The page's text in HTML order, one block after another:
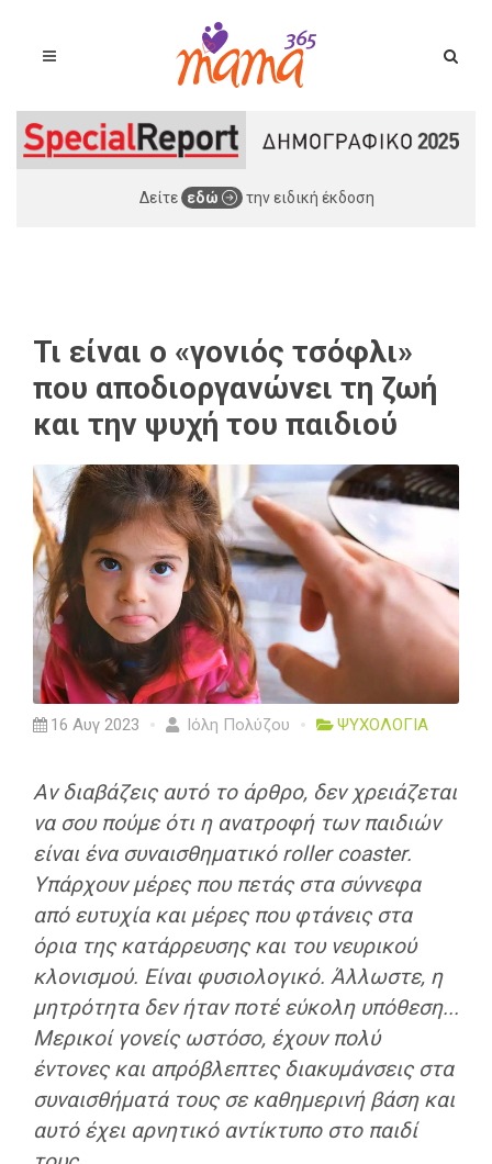
Δείτε εδώ την ειδική έκδοση
Τι είναι ο «γονιός τσόφλι»
που αποδιοργανώνει τη ζωή
και την ψυχή του παιδιού
16 Αυγ 2023 Ιόλη Πολύζου ΨΥΧΟΛΟΓΙΑ
Αν διαβάζεις αυτό το άρθρο, δεν χρειάζεται
να σου πούμε ότι η ανατροφή των παιδιών
είναι ένα συναισθηματικό roller coaster.
Υπάρχουν μέρες που πετάς στα σύννεφα
από ευτυχία και μέρες που φτάνεις στα
όρια της κατάρρευσης και του νευρικού
κλονισμού. Είναι φυσιολογικό. Άλλωστε, η
μητρότητα δεν ήταν ποτέ εύκολη υπόθεση...
Μερικοί γονείς ωστόσο, έχουν πολύ
έντονες και απρόβλεπτες διακυμάνσεις στα
συναισθήματά τους σε καθημερινή βάση και
αυτό έχει αρνητικό αντίκτυπο στο παιδί